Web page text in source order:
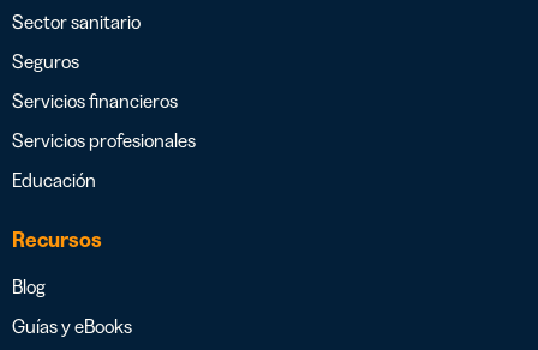
Sector sanitario
Seguros
Servicios financieros
Servicios profesionales
Educación
Recursos
Blog
Guías y eBooks